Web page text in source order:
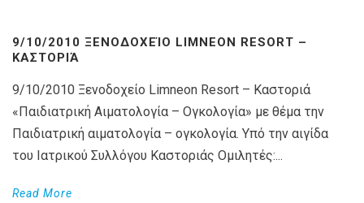
9/10/2010 ΞΕΝΟΔΟΧΕΊΟ LIMNEON RESORT –
ΚΑΣΤΟΡΙΆ
9/10/2010 Ξενοδοχείο Limneon Resort – Καστοριά
«Παιδιατρική Αιματολογία – Ογκολογία» με θέμα την
Παιδιατρική αιματολογία – ογκολογία. Υπό την αιγίδα
του Ιατρικού Συλλόγου Καστοριάς Ομιλητές:...
Read More